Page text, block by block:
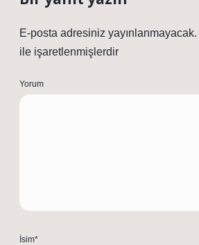
E-posta adresiniz yayınlanmayacak.
ile işaretlenmişlerdir
Yorum
İsim*